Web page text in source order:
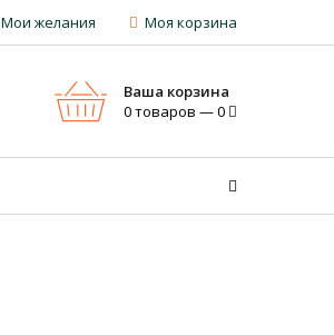
Мои желания Моя корзина
Ваша корзина
0 товаров — 0